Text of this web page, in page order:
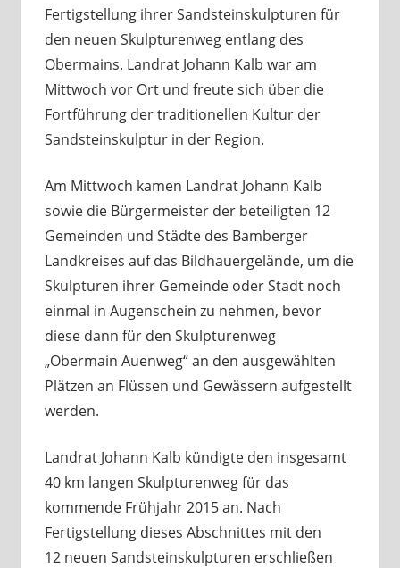
Fertigstellung ihrer Sandsteinskulpturen für
den neuen Skulpturenweg entlang des
Obermains. Landrat Johann Kalb war am
Mittwoch vor Ort und freute sich über die
Fortführung der traditionellen Kultur der
Sandsteinskulptur in der Region.
Am Mittwoch kamen Landrat Johann Kalb
sowie die Bürgermeister der beteiligten 12
Gemeinden und Städte des Bamberger
Landkreises auf das Bildhauergelände, um die
Skulpturen ihrer Gemeinde oder Stadt noch
einmal in Augenschein zu nehmen, bevor
diese dann für den Skulpturenweg
„Obermain Auenweg“ an den ausgewählten
Plätzen an Flüssen und Gewässern aufgestellt
werden.
Landrat Johann Kalb kündigte den insgesamt
40 km langen Skulpturenweg für das
kommende Frühjahr 2015 an. Nach
Fertigstellung dieses Abschnittes mit den
12 neuen Sandsteinskulpturen erschließen